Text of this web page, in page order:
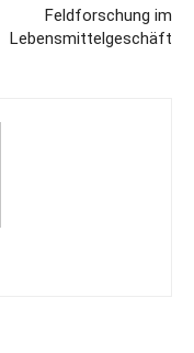
Feldforschung im
Lebensmittelgeschäft